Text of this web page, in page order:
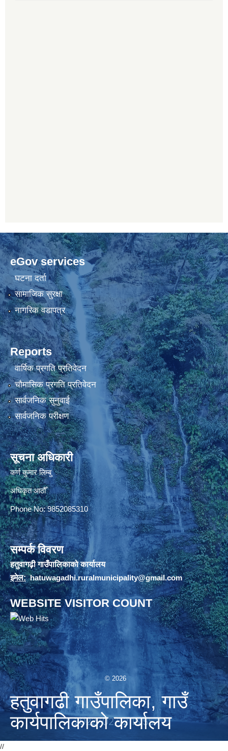
eGov services
घटना दर्ता
सामाजिक सुरक्षा
नागरिक वडापत्र
Reports
वार्षिक प्रगति प्रतिवेदन
चौमासिक प्रगति प्रतिवेदन
सार्वजनिक सुनुवाई
सार्वजनिक परीक्षण
सूचना अधिकारी
कर्ण कुमार लिम्बु
अधिकृत आठौँ
Phone No: 9852085310
सम्पर्क विवरण
हतुवागढ़ी गाउँपालिकाको कार्यालय
इमेल: hatuwagadhi.ruralmunicipality@gmail.com
WEBSITE VISITOR COUNT
© 2026
हतुवागढी गाउँपालिका, गाउँ
कार्यपालिकाको कार्यालय
//